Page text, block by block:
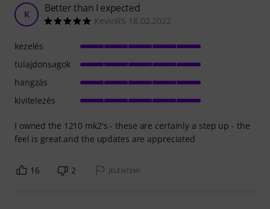
K Better than I expected
KevinRS 18.02.2022
I owned the 1210 mk2's - these are certainly a step up - the
feel is great and the updates are appreciated
kezelés
tulajdonsagok
hangzás
kivitelezés
16 2 JELENTEM!